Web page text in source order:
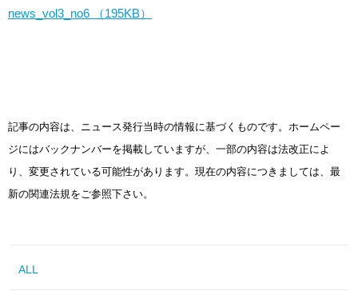
news_vol3_no6 （195KB）
記事の内容は、ニュース発行当時の情報に基づくものです。ホームペー
ジにはバックナンバーを掲載していますが、一部の内容は法改正によ
り、変更されている可能性があります。現在の内容につきましては、最
新の関連法規をご参照下さい。
ALL